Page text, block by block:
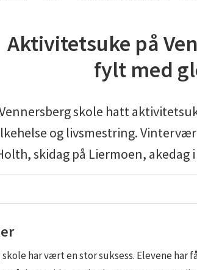
Aktivitetsuke på
fylt med
skole hatt
og livsmestring.
skidag på Liermoen,
har vært en stor suksess. Elevene